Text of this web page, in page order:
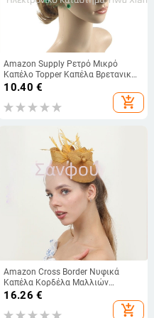
Amazon Supply Ρετρό Μικρό
Καπέλο Topper Καπέλα Βρετανικά
Γαλλικά Καπέλο με Φιόγκο Σκηνή
Αξεσουάρ Μαλλιών Γυναικεία
10.40 €
add_shopping_cart
Amazon Cross Border Νυφικά
Καπέλα Κορδέλα Μαλλιών
Απομίμηση Λινού Υλικού
Μπαλαρίνας για Πάρτι Jockey Club
Vintage Αξεσουάρ Μαλλιών με
16.26 €
add_shopping_cart